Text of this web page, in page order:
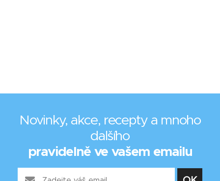
Novinky, akce, recepty a mnoho
dalšího
pravidelně ve vašem emailu